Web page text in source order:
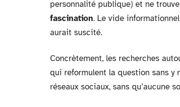
personnalité publique) et ne
fascination. Le vide
aurait suscité.
Concrètement, les recherches
qui reformulent la question sans y
réseaux sociaux, sans qu’aucune